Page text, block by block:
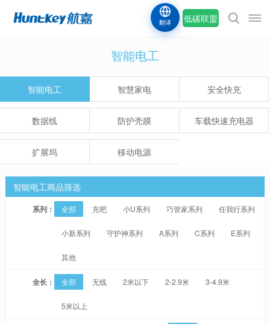
低碳联盟
翻译
智能电工
智能电工 智慧家电 安全快充
数据线 防护壳膜 车载快速充电器
扩展坞 移动电源
智能电工商品筛选
系列： 全部 充吧 小U系列 巧管家系列 任我行系列
小新系列 守护神系列 A系列 C系列 E系列
其他
全长： 全部 无线 2米以下 2-2.9米 3-4.9米
5米以上